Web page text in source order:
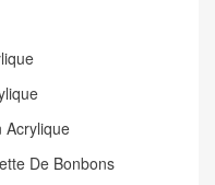
Acrylique
De Bonbons